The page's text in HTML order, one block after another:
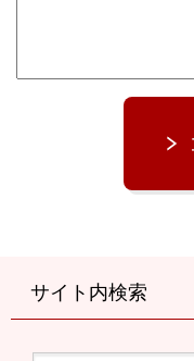
サイト内検索